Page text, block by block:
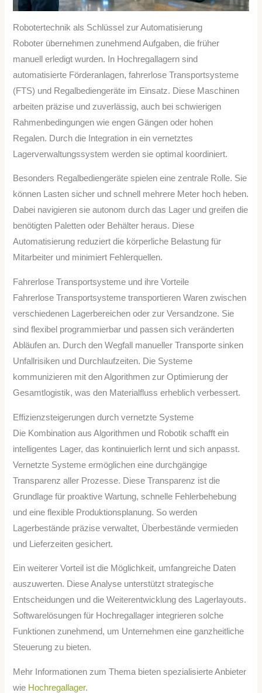
Robotertechnik als Schlüssel zur Automatisierung
Roboter übernehmen zunehmend Aufgaben, die früher
manuell erledigt wurden. In Hochregallagern sind
automatisierte Förderanlagen, fahrerlose Transportsysteme
(FTS) und Regalbediengeräte im Einsatz. Diese Maschinen
arbeiten präzise und zuverlässig, auch bei schwierigen
Rahmenbedingungen wie engen Gängen oder hohen
Regalen. Durch die Integration in ein vernetztes
Lagerverwaltungssystem werden sie optimal koordiniert.
Besonders Regalbediengeräte spielen eine zentrale Rolle. Sie
können Lasten sicher und schnell mehrere Meter hoch heben.
Dabei navigieren sie autonom durch das Lager und greifen die
benötigten Paletten oder Behälter heraus. Diese
Automatisierung reduziert die körperliche Belastung für
Mitarbeiter und minimiert Fehlerquellen.
Fahrerlose Transportsysteme und ihre Vorteile
Fahrerlose Transportsysteme transportieren Waren zwischen
verschiedenen Lagerbereichen oder zur Versandzone. Sie
sind flexibel programmierbar und passen sich veränderten
Abläufen an. Durch den Wegfall manueller Transporte sinken
Unfallrisiken und Durchlaufzeiten. Die Systeme
kommunizieren mit den Algorithmen zur Optimierung der
Gesamtlogistik, was den Materialfluss erheblich verbessert.
Effizienzsteigerungen durch vernetzte Systeme
Die Kombination aus Algorithmen und Robotik schafft ein
intelligentes Lager, das kontinuierlich lernt und sich anpasst.
Vernetzte Systeme ermöglichen eine durchgängige
Transparenz aller Prozesse. Diese Transparenz ist die
Grundlage für proaktive Wartung, schnelle Fehlerbehebung
und eine flexible Produktionsplanung. So werden
Lagerbestände präzise verwaltet, Überbestände vermieden
und Lieferzeiten gesichert.
Ein weiterer Vorteil ist die Möglichkeit, umfangreiche Daten
auszuwerten. Diese Analyse unterstützt strategische
Entscheidungen und die Weiterentwicklung des Lagerlayouts.
Softwarelösungen für Hochregallager integrieren solche
Funktionen zunehmend, um Unternehmen eine ganzheitliche
Steuerung zu bieten.
Mehr Informationen zum Thema bieten spezialisierte Anbieter
wie Hochregallager.